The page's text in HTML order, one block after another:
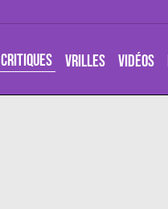
CRITIQUES VRILLES VIDÉOS